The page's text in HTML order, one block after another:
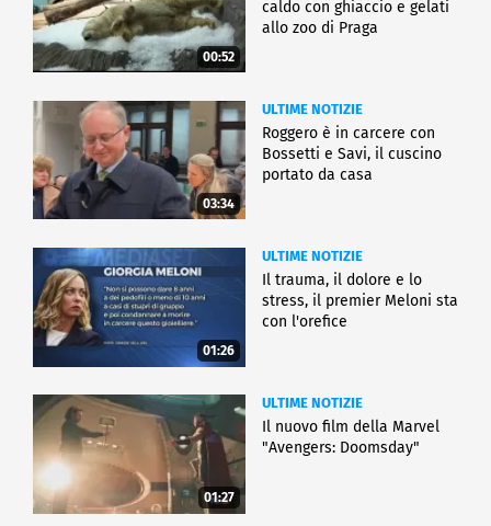
00:52
caldo con ghiaccio e gelati
allo zoo di Praga
03:34
ULTIME NOTIZIE
Roggero è in carcere con
Bossetti e Savi, il cuscino
portato da casa
01:26
ULTIME NOTIZIE
Il trauma, il dolore e lo
stress, il premier Meloni sta
con l'orefice
01:27
ULTIME NOTIZIE
Il nuovo film della Marvel
"Avengers: Doomsday"